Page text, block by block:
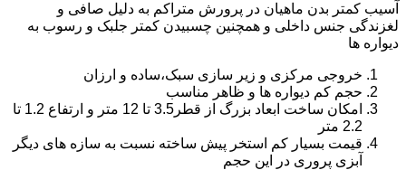
آسیب کمتر بدن ماهیان در پرورش متراکم به دلیل صافی و
لغزندگی جنس داخلی و همچنین چسبیدن کمتر جلبک و رسوب به
دیواره ها
خروجی مرکزی و زیر سازی سبک،ساده و ارزان
حجم کم دیواره ها و ظاهر مناسب
امکان ساخت ابعاد بزرگ از قطر3.5 تا 12 متر و ارتفاع 1.2 تا
2.2 متر
قیمت بسیار کم استخر پیش ساخته نسبت به سازه های دیگر
آبزی پروری در این حجم